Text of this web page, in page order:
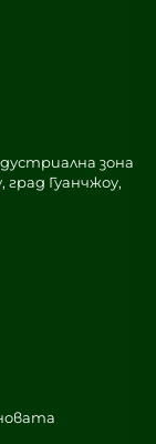
зона
град Гуанчжоу,